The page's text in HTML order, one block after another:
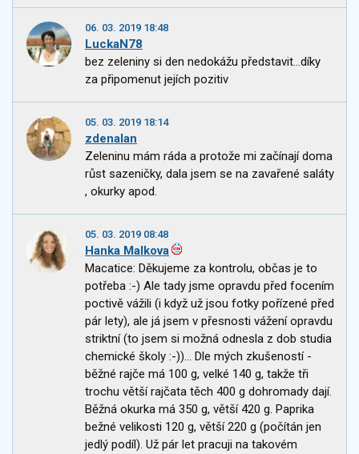
06. 03. 2019 18:48
LuckaN78
bez zeleniny si den nedokážu představit...díky
za připomenut jejích pozitiv
05. 03. 2019 18:14
zdenalan
Zeleninu mám ráda a protože mi začínají doma
růst sazeničky, dala jsem se na zavařené saláty
, okurky apod.
05. 03. 2019 08:48
Hanka Malkova
Macatice: Děkujeme za kontrolu, občas je to
potřeba :-) Ale tady jsme opravdu před focením
poctivě vážili (i když už jsou fotky pořízené před
pár lety), ale já jsem v přesnosti vážení opravdu
striktní (to jsem si možná odnesla z dob studia
chemické školy :-))... Dle mých zkušeností -
běžné rajče má 100 g, velké 140 g, takže tři
trochu větší rajčata těch 400 g dohromady dají.
Běžná okurka má 350 g, větší 420 g. Paprika
bežné velikosti 120 g, větší 220 g (počítán jen
jedlý podíl). Už pár let pracuji na takovém